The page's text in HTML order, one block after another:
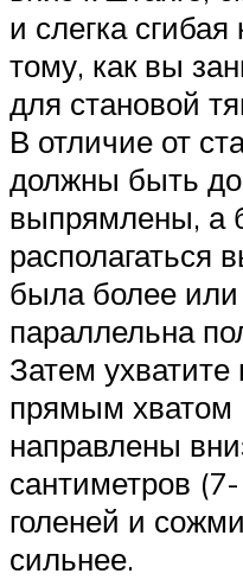
и слегка
тому, как вы
для становой
В отличие от
должны быть
выпрямлены, а
располагаться
была более
параллельна
Затем
прямым хватом
направлены
сантиметров
голеней и
сильнее.